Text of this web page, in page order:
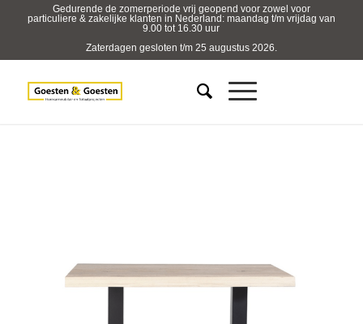
Gedurende de zomerperiode vrij geopend voor zowel voor
particuliere & zakelijke klanten in Nederland: maandag t/m vrijdag van
9.00 tot 16.30 uur
Zaterdagen gesloten t/m 25 augustus 2026.